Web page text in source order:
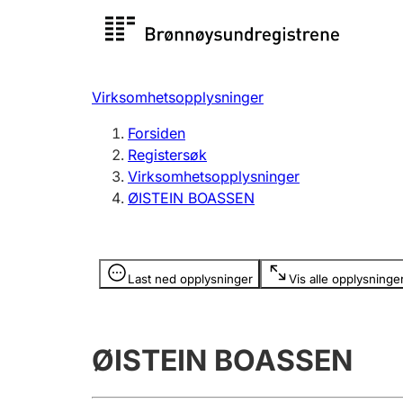
Registersøk
Registrere, endre, slette
Virksomhetsopplysninger
Forsiden
Registersøk
Virksomhetsopplysninger
ØISTEIN BOASSEN
Last ned opplysninger Vis alle
Opplysninger er skjult
ØISTEIN BOASSEN